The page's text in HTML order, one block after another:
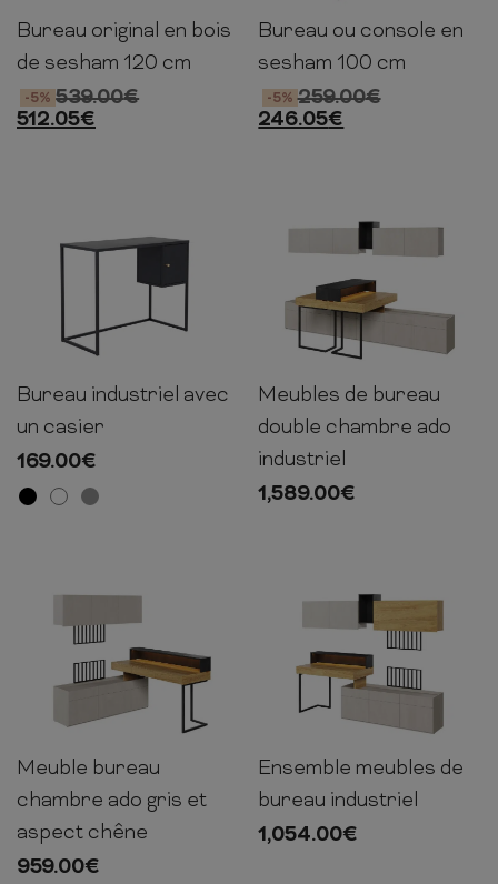
78cm 100cm 60cm
Bureau original en bois
de sesham 120 cm
539.00€
-5%
512.05€
75cm 100cm 40cm
Bureau ou console en
sesham 100 cm
259.00€
-5%
246.05€
75cm 95cm 45cm
Bureau industriel avec
un casier
169.00€
193cm 300cm 110cm
Meubles de bureau
double chambre ado
industriel
1,589.00€
193cm 150cm
Meuble bureau
chambre ado gris et
aspect chêne
959.00€
193cm 239cm 61cm
Ensemble meubles de
bureau industriel
1,054.00€